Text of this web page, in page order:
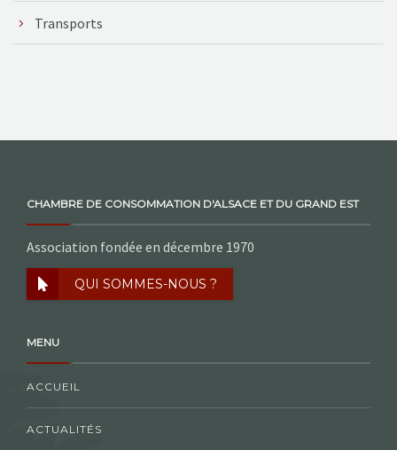
Transports
CHAMBRE DE CONSOMMATION D'ALSACE ET DU GRAND EST
Association fondée en décembre 1970
QUI SOMMES-NOUS ?
MENU
ACCUEIL
ACTUALITÉS